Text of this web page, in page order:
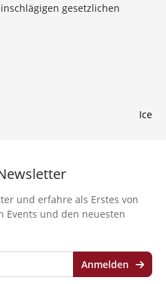
gesetzlichen
Ice
Liquid, Kohle und Xkah
und erfahre als Erstes von
Events und den neuesten
Anmelden